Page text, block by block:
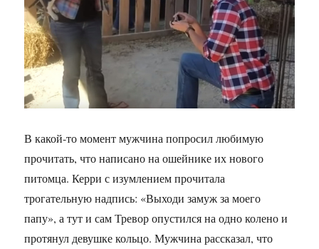
В какой-то момент мужчина попросил любимую
прочитать, что написано на ошейнике их нового
питомца. Керри с изумлением прочитала
трогательную надпись: «Выходи замуж за моего
папу», а тут и сам Тревор опустился на одно колено и
протянул девушке кольцо. Мужчина рассказал, что